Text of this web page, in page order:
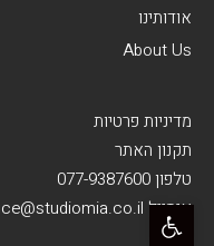
פתח סרגל
אודותינו
About Us
מדיניות פרטיות
תקנון האתר
טלפון 077-9387600
אימייל office@studiomia.co.il